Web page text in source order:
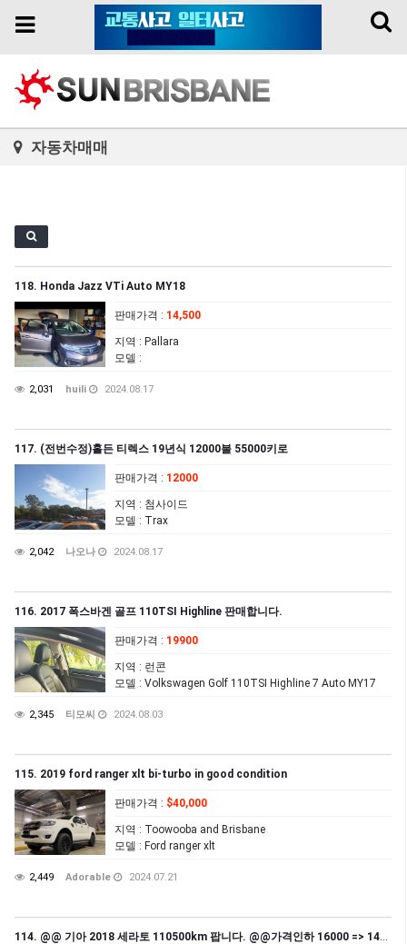
Toggle
Toggle
자동차매매
118. Honda Jazz VTi Auto MY18
판매가격 : 14,500
지역 : Pallara
모델 :
2,031 huili 2024.08.17
117. (전번수정)홀든 티렉스 19년식 12000불 55000키로
판매가격 : 12000
지역 : 첨사이드
모델 : Trax
2,042 나오나 2024.08.17
116. 2017 폭스바겐 골프 110TSI Highline 판매합니다.
판매가격 : 19900
지역 : 런콘
모델 : Volkswagen Golf 110TSI Highline 7 Auto MY17
2,345 티모씨 2024.08.03
115. 2019 ford ranger xlt bi-turbo in good condition
판매가격 : $40,000
지역 : Toowooba and Brisbane
모델 : Ford ranger xlt
2,449 Adorable 2024.07.21
114. @@ 기아 2018 세라토 110500km 팝니다. @@가격인하 16000 => 14000